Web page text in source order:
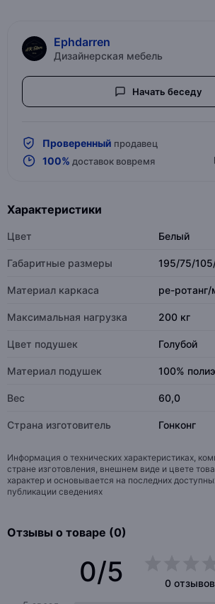
Ephdarren
Дизайнерская мебель
Начать беседу
Проверенный продавец
100% доставок вовремя
Характеристики
Цвет Белый
Габаритные размеры 195/75/
Материал каркаса pe-ротанг/
Максимальная нагрузка 200 кг
Цвет подушек Голубой
Материал подушек 100%
Вес 60,0
Страна изготовитель Гонконг
Информация о технических характеристиках,
стране изготовления, внешнем виде и цвете
характер и основывается на последних
публикации сведениях
Отзывы о товаре (0)
0/5
0 отзывов